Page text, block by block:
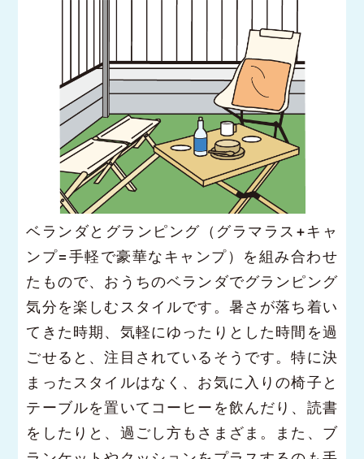
ベランダとグランピング（グラマラス+キャ
ンプ=手軽で豪華なキャンプ）を組み合わせ
たもので、おうちのベランダでグランピング
気分を楽しむスタイルです。暑さが落ち着い
てきた時期、気軽にゆったりとした時間を過
ごせると、注目されているそうです。特に決
まったスタイルはなく、お気に入りの椅子と
テーブルを置いてコーヒーを飲んだり、読書
をしたりと、過ごし方もさまざま。また、ブ